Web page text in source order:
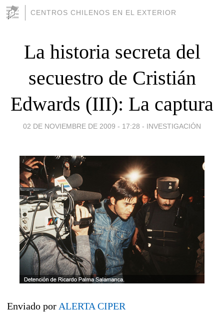
CENTROS CHILENOS EN EL EXTERIOR
La historia secreta del
secuestro de Cristián
Edwards (III): La captura
02 DE NOVIEMBRE DE 2009 - 17:28 - INVESTIGACIÓN
Enviado por ALERTA CIPER